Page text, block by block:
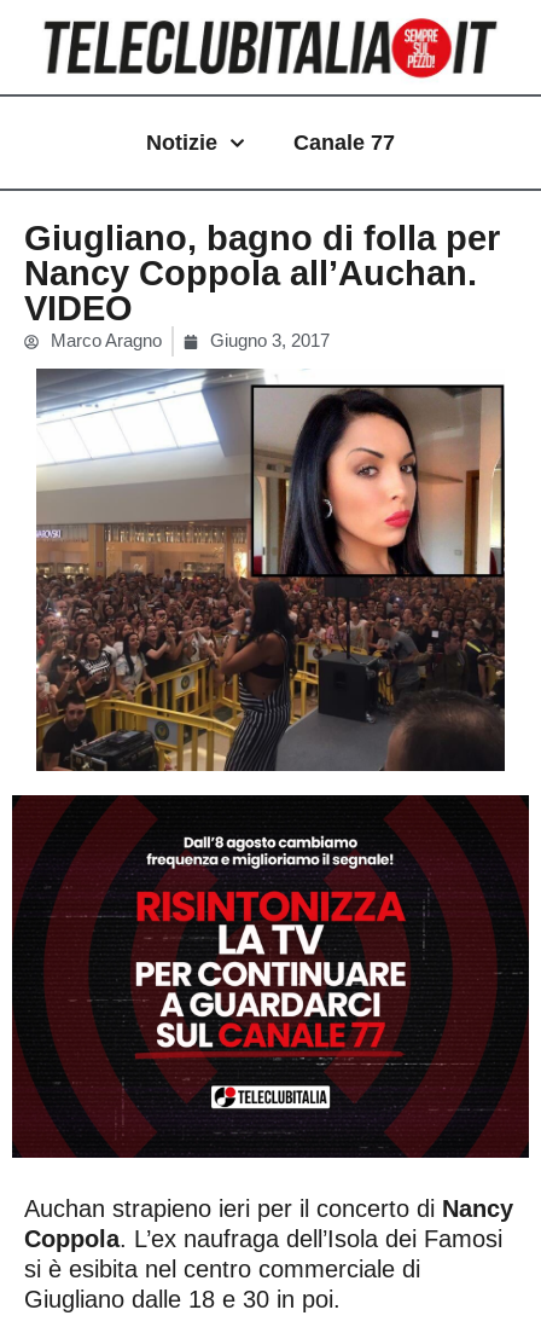
contenuto
Notizie Canale 77
Giugliano, bagno di folla per
Nancy Coppola all’Auchan.
VIDEO
Marco Aragno Giugno 3, 2017
Auchan strapieno ieri per il concerto di Nancy
Coppola. L’ex naufraga dell’Isola dei Famosi
si è esibita nel centro commerciale di
Giugliano dalle 18 e 30 in poi.